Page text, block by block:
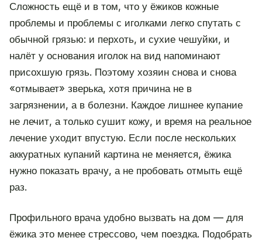
Сложность ещё и в том, что у ёжиков кожные
проблемы и проблемы с иголками легко спутать с
обычной грязью: и перхоть, и сухие чешуйки, и
налёт у основания иголок на вид напоминают
присохшую грязь. Поэтому хозяин снова и снова
«отмывает» зверька, хотя причина не в
загрязнении, а в болезни. Каждое лишнее купание
не лечит, а только сушит кожу, и время на реальное
лечение уходит впустую. Если после нескольких
аккуратных купаний картина не меняется, ёжика
нужно показать врачу, а не пробовать отмыть ещё
раз.
Профильного врача удобно вызвать на дом — для
ёжика это менее стрессово, чем поездка. Подобрать